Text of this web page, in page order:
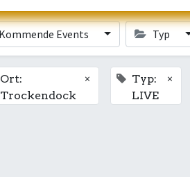
Kommende Events Typ
Ort:
Trockendock
×
Typ:
LIVE
×